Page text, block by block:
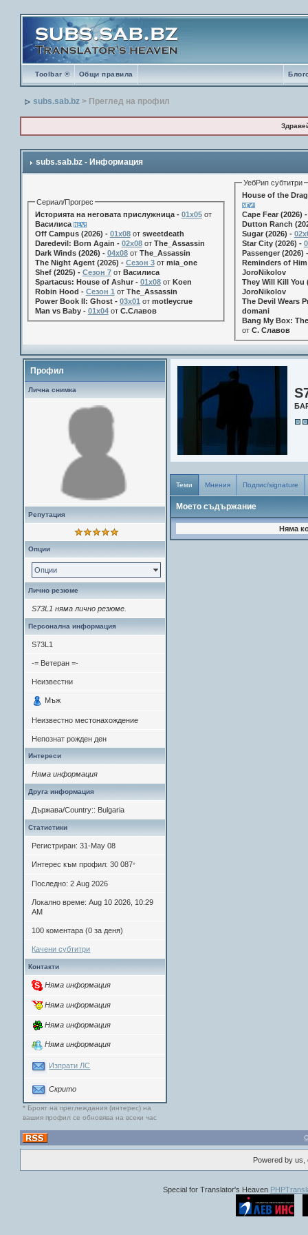
Toolbar ® Общи правила
subs.sab.bz > Преглед на профил
subs.sab.bz - Информация
Сериал/Прогрес
Историята на неговата прислужница - 01х05от
Василиса
Off Campus (2026) - 01x08от sweetdeath
Daredevil: Born Again - 02x08от The_Assassin
Dark Winds (2026) - 04x08от The_Assassin
The Night Agent (2026) - Сезон 3от mia_one
Shef (2025) - Сезон 7от Василиса
Spartacus: House of Ashur - 01x08от Koen
Robin Hood - Сезон 1 от The_Assassin
Power Book II: Ghost - 03x01 от motleycrue
Man vs Baby - 01x04от С.Славов
УебРип субтитри
House of the
Cape Fear (2026)
Dutton Ranch
Sugar (2026) -
Star City (2026) -
Passenger (2026)
Reminders of
JoroNikolov
They Will Kill You
JoroNikolov
The Devil Wears
domani
Bang My Box:
от С. Славов
Профил
Лична снимка
Репутация
Опции
Опции
Лично резюме
S73L1 няма лично резюме.
Персонална информация
S73L1
-= Ветеран =-
Неизвестни
Мъж
Неизвестно местонахождение
Непознат рожден ден
Интереси
Няма информация
Друга информация
Държава/Country:: Bulgaria
Статистики
Регистриран: 31-May 08
Интерес към профил: 30 087*
Последно: 2 Aug 2026
Локално време: Aug 10 2026, 10:29
AM
100 коментара (0 за деня)
Качени субтитри
Контакти
Няма информация
Няма информация
Няма информация
Няма информация
Изпрати ЛС
Скрито
* Броят на преглеждания (интерес) на
вашия профил се обновява на всеки час
Теми Мнения Подпис/signature
Моето съдържание
Няма
Powered by
Special for Translator's Heaven